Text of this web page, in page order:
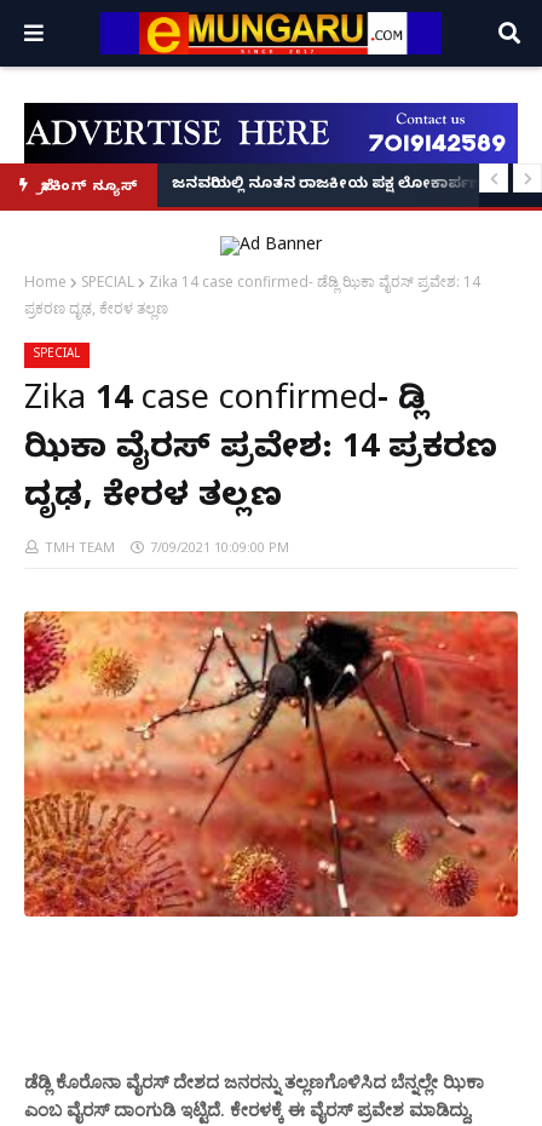
ಬ್ರೇಕಿಂಗ್ ನ್ಯೂಸ್
ಕಥೆ!
8 ಅಡಿಗೂ ಹೆಚ್ಚು ಉದ್ದದ ಕೂದಲು ಬೆಳೆಸಿ ಗಿನ್ನಿಸ್ ವಿಶ್ವ ದಾಖಲೆ ಬರೆದ ಭಾರತದ ರೇಣು
ಜನವರಿಯಲ್ಲಿ ನೂತನ ರಾಜಕೀಯ ಪಕ್ಷ ಲೋಕಾರ್ಪಣೆ – ನಟ
Home SPECIAL
Zika 14 case confirmed- ಡೆಡ್ಲಿ ಝಿಕಾ ವೈರಸ್ ಪ್ರವೇಶ: 14
ಪ್ರಕರಣ ದೃಢ, ಕೇರಳ ತಲ್ಲಣ
SPECIAL
Zika 14 case confirmed- ಡೆಡ್ಲಿ
ಝಿಕಾ ವೈರಸ್ ಪ್ರವೇಶ: 14 ಪ್ರಕರಣ
ದೃಢ, ಕೇರಳ ತಲ್ಲಣ
TMH TEAM 7/09/2021 10:09:00 PM
ಡೆಡ್ಲಿ ಕೊರೊನಾ ವೈರಸ್ ದೇಶದ ಜನರನ್ನು ತಲ್ಲಣಗೊಳಿಸಿದ ಬೆನ್ನಲ್ಲೇ ಝಿಕಾ
ಎಂಬ ವೈರಸ್ ದಾಂಗುಡಿ ಇಟ್ಟಿದೆ. ಕೇರಳಕ್ಕೆ ಈ ವೈರಸ್ ಪ್ರವೇಶ ಮಾಡಿದ್ದು,